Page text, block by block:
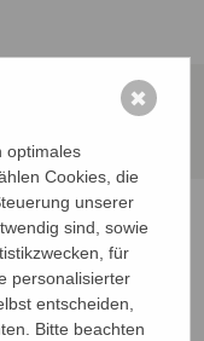
optimales
Cookies, die
unserer
sind, sowie
für
personalisierter
entscheiden,
Bitte beachten
✖